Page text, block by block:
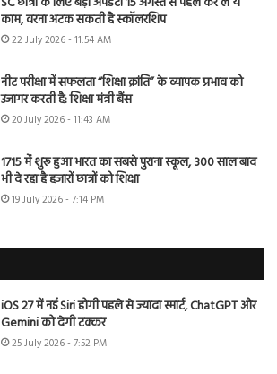
काम, वरना अटक सकती है स्कॉलरशिप
22 July 2026 - 11:54 AM
नीट परीक्षा में सफलता “शिक्षा क्रांति” के व्यापक प्रभाव को
उजागर करती है: शिक्षा मंत्री बैंस
20 July 2026 - 11:43 AM
1715 में शुरू हुआ भारत का सबसे पुराना स्कूल, 300 साल बाद
भी दे रहा है हजारों छात्रों को शिक्षा
19 July 2026 - 7:14 PM
iOS 27 में नई Siri होगी पहले से ज्यादा स्मार्ट, ChatGPT और
Gemini को देगी टक्कर
25 July 2026 - 7:52 PM